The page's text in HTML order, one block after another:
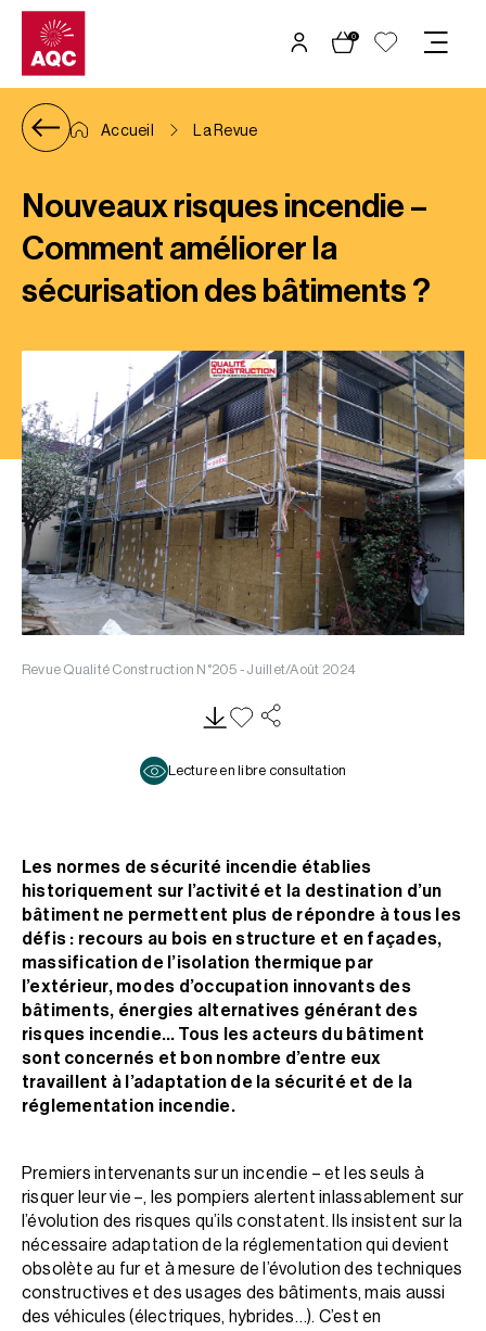
Panneau de gestion des cookies
0
Accueil La Revue
Nouveaux risques incendie –
Comment améliorer la
sécurisation des bâtiments ?
Revue Qualité Construction N°205 - Juillet/Août 2024
Lecture en libre consultation
Les normes de sécurité incendie établies
historiquement sur l’activité et la destination d’un
bâtiment ne permettent plus de répondre à tous les
défis : recours au bois en structure et en façades,
massification de l’isolation thermique par
l’extérieur, modes d’occupation innovants des
bâtiments, énergies alternatives générant des
risques incendie… Tous les acteurs du bâtiment
sont concernés et bon nombre d’entre eux
travaillent à l’adaptation de la sécurité et de la
réglementation incendie.
Premiers intervenants sur un incendie – et les seuls à
risquer leur vie –, les pompiers alertent inlassablement sur
l’évolution des risques qu’ils constatent. Ils insistent sur la
nécessaire adaptation de la réglementation qui devient
obsolète au fur et à mesure de l’évolution des techniques
constructives et des usages des bâtiments, mais aussi
des véhicules (électriques, hybrides…). C’est en